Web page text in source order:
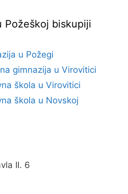
Požeškoj biskupiji
u Požegi
gimnazija u Virovitici
škola u Virovitici
škola u Novskoj
II. 6